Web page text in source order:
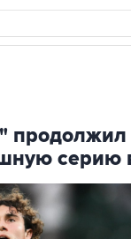
продолжил
серию